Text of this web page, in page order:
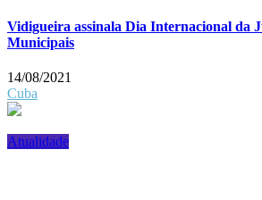
Vidigueira assinala Dia Internacional da
Municipais
14/08/2021
Cuba
Atualidade